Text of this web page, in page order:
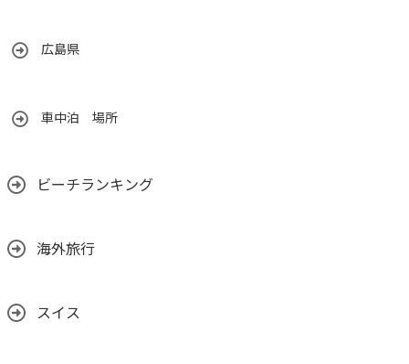
広島県
車中泊 場所
ビーチランキング
海外旅行
スイス